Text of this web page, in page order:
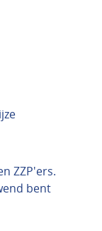
ZZP'ers.
bent